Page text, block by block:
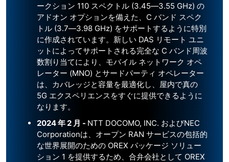
ークション 110 スペクトル (3.45―3.55 GHz) の
アドオン オプションを備えた、C バンド スペク
トル (3.7―3.98 GHz) をサポートするように特別
に作成されています。新しい DAS リモート ユニ
ットによってサポートされる完全な C バンド周波
数割り当てにより、モバイル ネットワーク オペ
レーター (MNO) とサードパーティ オペレーター
は、カバレッジと容量を最適化し、屋内で真の
5G エクスペリエンスをすぐに提供できるように
なります。
2024 年 2 月 - NTT DOCOMO, INC. およびNEC
Corporationは、オープン RAN サービスの包括的
な世界展開のための OREX パッケージ ソリュー
ション 1 を提供するため、合弁会社として OREX